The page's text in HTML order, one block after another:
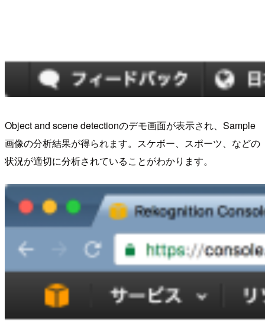
Object and scene detectionのデモ画面が表示され、Sample
画像の分析結果が得られます。スケボー、スポーツ、などの
状況が適切に分析されていることがわかります。